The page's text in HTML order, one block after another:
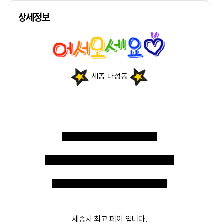
상세정보
세종 나성동
세종시최고 페이 입니다.